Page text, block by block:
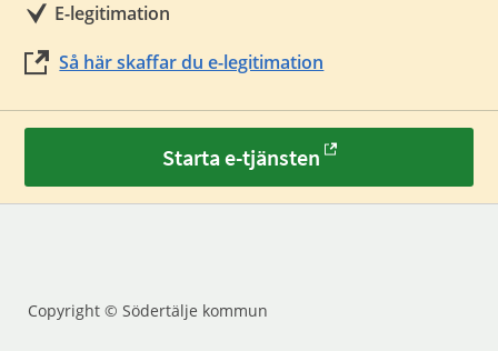
E-legitimation
Så här skaffar du e-legitimation
Starta e-tjänsten
Copyright © Södertälje kommun